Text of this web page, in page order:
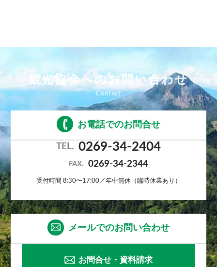
観光協会へのお問い合わせ
お電話でのお問合せ
TEL. 0269-34-2404
FAX. 0269-34-2344
受付時間 8:30〜17:00／年中無休（臨時休業あり）
メールでのお問い合わせ
お問合せ・資料請求